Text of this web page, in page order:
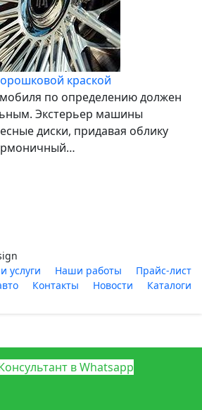
краской
по определению должен
Экстерьер машины
диски, придавая облику
услуги Наши работы
Прайс-лист
Контакты Новости Каталоги
в Whatsapp